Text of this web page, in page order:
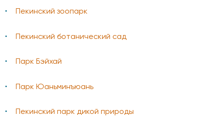
Пекинский зоопарк
Пекинский ботанический сад
Парк Бэйхай
Парк Юаньминъюань
Пекинский парк дикой природы